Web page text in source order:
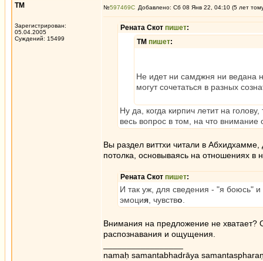
ТМ
Зарегистрирован:
05.04.2005
Суждений: 15499
№597469 Добавлено: Сб 08 Янв 22, 04:10 (5 лет
Рената Скот пишет:
ТМ пишет:
Не идет ни самджня ни ведана
могут сочетаться в разных
Ну да, когда кирпич летит на
весь вопрос в том, на что внимание
Вы раздел виттхи читали в
потолка, основываясь на отношениях в
Рената Скот пишет:
И так уж, для сведения - "я боюсь"
эмоция , чувство
Внимания на предложение не хватает?
распознавания и ощущения.
namaḥ samantabhadrāya